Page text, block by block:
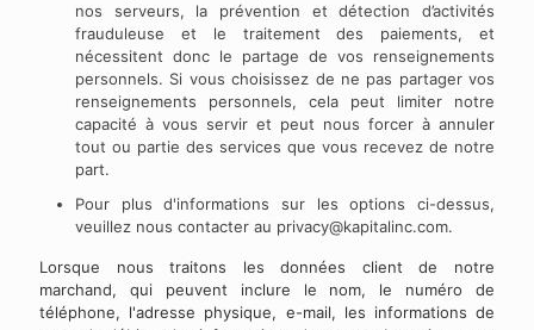
nos serveurs, la prévention et détection d’activités
frauduleuse et le traitement des paiements, et
nécessitent donc le partage de vos renseignements
personnels. Si vous choisissez de ne pas partager vos
renseignements personnels, cela peut limiter notre
capacité à vous servir et peut nous forcer à annuler
tout ou partie des services que vous recevez de notre
part.
Pour plus d'informations sur les options ci-dessus,
veuillez nous contacter au privacy@kapitalinc.com.
Lorsque nous traitons les données client de notre
marchand, qui peuvent inclure le nom, le numéro de
téléphone, l'adresse physique, e-mail, les informations de